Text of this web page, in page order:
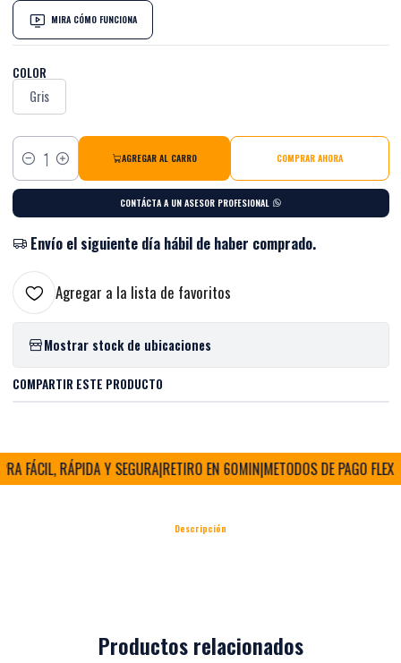
MIRA CÓMO FUNCIONA
COLOR
Gris
Cantidad
AGREGAR AL CARRO COMPRAR AHORA
CONTÁCTA A UN ASESOR PROFESIONAL
Envío el siguiente día hábil de haber comprado.
Agregar a la lista de favoritos
Mostrar stock de ubicaciones
COMPARTIR ESTE PRODUCTO
FÁCIL, RÁPIDA Y SEGURA|RETIRO EN 60MIN|METODOS DE PAGO
Descripción
Productos relacionados